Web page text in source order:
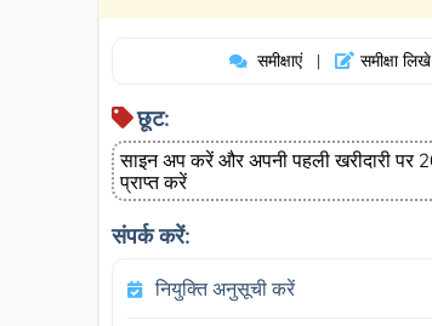
समीक्षाएं | समीक्षा लिखे
छूट:
साइन अप करें और अपनी पहली खरीदारी पर
प्राप्त करें
संपर्क करें:
नियुक्ति अनुसूची करें